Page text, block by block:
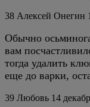
38 Алексей Онегин
Обычно
вам
тогда удалить
еще до варки,
39 Любовь 14